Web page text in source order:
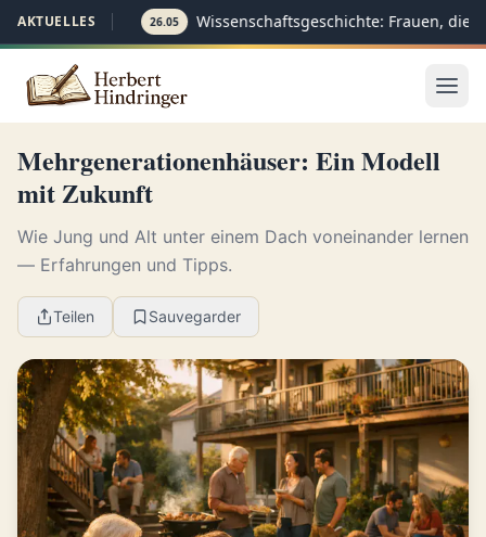
AKTUELLES 26.05 Wissenschaftsgeschichte: Frauen, die
Mehrgenerationenhäuser: Ein Modell
mit Zukunft
Wie Jung und Alt unter einem Dach voneinander lernen
— Erfahrungen und Tipps.
Teilen Sauvegarder